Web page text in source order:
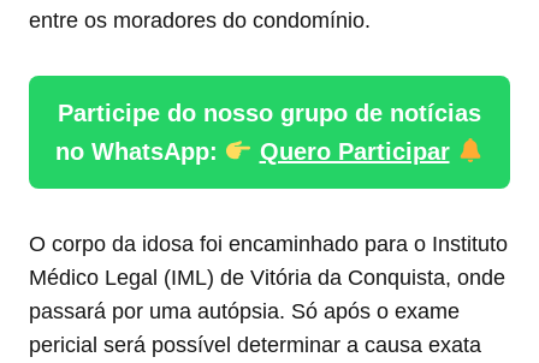
entre os moradores do condomínio.
Participe do nosso grupo de notícias
no WhatsApp:
Quero Participar
O corpo da idosa foi encaminhado para o Instituto
Médico Legal (IML) de Vitória da Conquista, onde
passará por uma autópsia. Só após o exame
pericial será possível determinar a causa exata